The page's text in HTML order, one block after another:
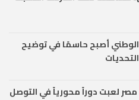
الوطني أصبح حاسمًا في توضيح
لعبت دوراً محورياً في التوصل